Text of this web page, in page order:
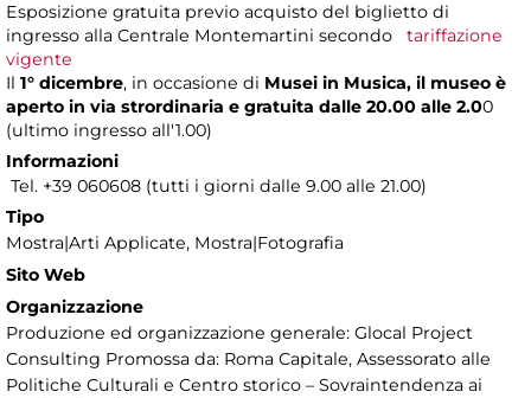
Esposizione gratuita previo acquisto del biglietto di
ingresso alla Centrale Montemartini secondo tariffazione
vigente
Il 1° dicembre, in occasione di Musei in Musica, il museo è
aperto in via strordinaria e gratuita dalle 20.00 alle 2.00
(ultimo ingresso all'1.00)
Informazioni
Tel. +39 060608 (tutti i giorni dalle 9.00 alle 21.00)
Tipo
Mostra|Arti Applicate, Mostra|Fotografia
Sito Web
Organizzazione
Produzione ed organizzazione generale: Glocal Project
Consulting Promossa da: Roma Capitale, Assessorato alle
Politiche Culturali e Centro storico – Sovraintendenza ai